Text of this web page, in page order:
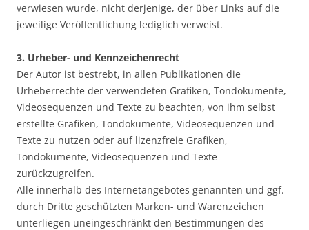
verwiesen wurde, nicht derjenige, der über Links auf die
jeweilige Veröffentlichung lediglich verweist.
3. Urheber- und Kennzeichenrecht
Der Autor ist bestrebt, in allen Publikationen die
Urheberrechte der verwendeten Grafiken, Tondokumente,
Videosequenzen und Texte zu beachten, von ihm selbst
erstellte Grafiken, Tondokumente, Videosequenzen und
Texte zu nutzen oder auf lizenzfreie Grafiken,
Tondokumente, Videosequenzen und Texte
zurückzugreifen.
Alle innerhalb des Internetangebotes genannten und ggf.
durch Dritte geschützten Marken- und Warenzeichen
unterliegen uneingeschränkt den Bestimmungen des